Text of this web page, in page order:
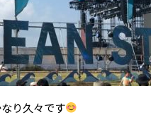
り久々です